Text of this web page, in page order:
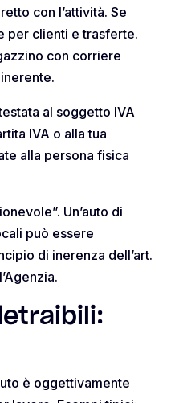
con l’attività. Se
per clienti e trasferte.
con corriere
al soggetto IVA
IVA o alla tua
alla persona fisica
Un’auto di
può essere
di inerenza dell’art.
è oggettivamente